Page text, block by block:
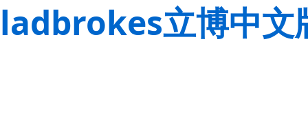
ladbrokes立博中文